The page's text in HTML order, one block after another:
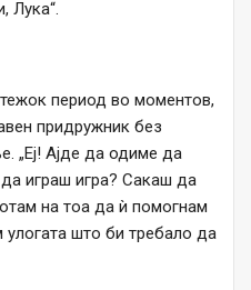
Лука“.
период во моментов,
придружник без
„Еј! Ајде да одиме да
играш игра? Сакаш да
на тоа да ѝ помогнам
што би требало да